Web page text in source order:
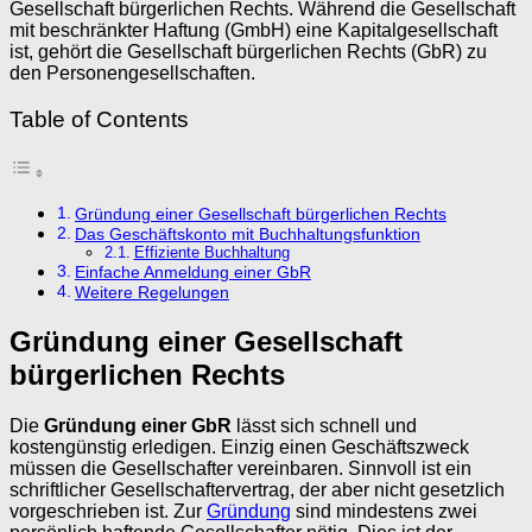
Gesellschaft bürgerlichen Rechts. Während die Gesellschaft
mit beschränkter Haftung (GmbH) eine Kapitalgesellschaft
ist, gehört die Gesellschaft bürgerlichen Rechts (GbR) zu
den Personengesellschaften.
Table of Contents
Gründung einer Gesellschaft bürgerlichen Rechts
Das Geschäftskonto mit Buchhaltungsfunktion
Effiziente Buchhaltung
Einfache Anmeldung einer GbR
Weitere Regelungen
Gründung einer Gesellschaft
bürgerlichen Rechts
Die Gründung einer GbR lässt sich schnell und
kostengünstig erledigen. Einzig einen Geschäftszweck
müssen die Gesellschafter vereinbaren. Sinnvoll ist ein
schriftlicher Gesellschaftervertrag, der aber nicht gesetzlich
vorgeschrieben ist. Zur Gründung sind mindestens zwei